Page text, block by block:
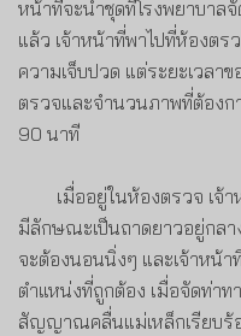
หน้าที่จะนำชุดที่โรงพยาบาลจั
แล้ว เจ้าหน้าที่พาไปที่ห้องตร
ความเจ็บปวด แต่ระยะเวลา
ตรวจและจำนวนภาพที่ต้องก
90 นาที
เมื่ออยู่ในห้องตรวจ เจ้า
มีลักษณะเป็นถาดยาวอยู่กลา
จะต้องนอนนิ่งๆ และเจ้าหน้า
ตำแหน่งที่ถูกต้อง เมื่อจัดท่าท
สัญญาณคลื่นแม่เหล็กเรียบร้